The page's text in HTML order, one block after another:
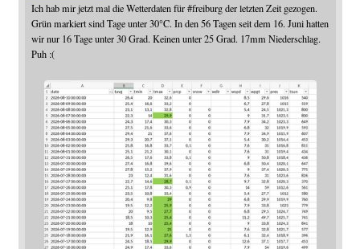
Ich hab mir jetzt mal die Wetterdaten für#freiburgder letzten Zeit gezogen.
Grün markiert sind Tage unter 30°C. In den 56 Tagen seit dem 16. Juni hatten
wir nur 16 Tage unter 30 Grad. Keinen unter 25 Grad. 17mm Niederschlag.
Puh :(